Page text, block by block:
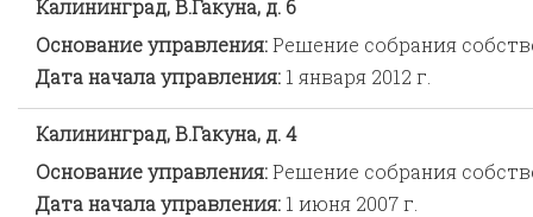
Калининград, В.Гакуна, д. 6
Основание управления:Решение собрания
Дата начала управления: 1 января 2012 г.
Калининград, В.Гакуна, д. 4
Основание управления:Решение собрания
Дата начала управления: 1 июня 2007 г.